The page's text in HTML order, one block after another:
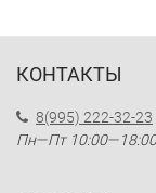
КОНТАКТЫ
8(995) 222-32-23
Пн—Пт 10:00—18:00